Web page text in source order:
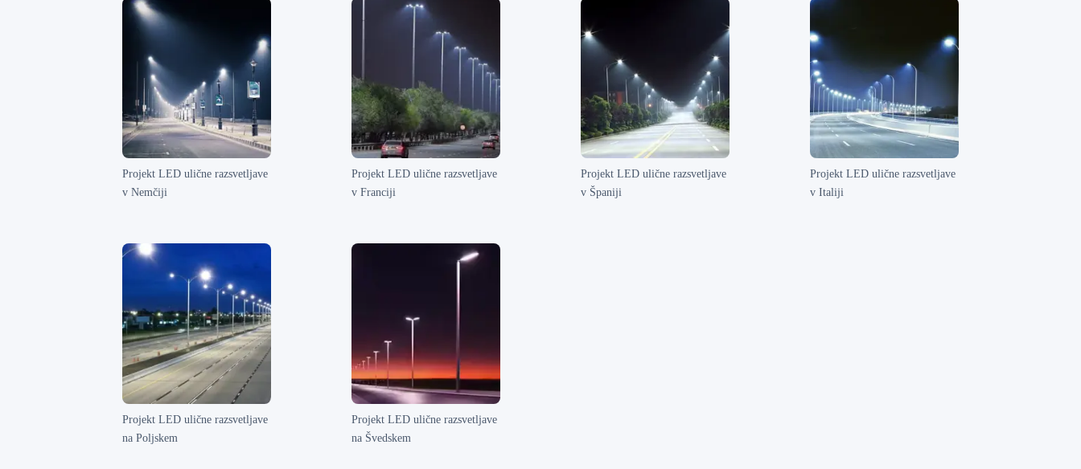
Projekt LED ulične razsvetljave
v Nemčiji
Projekt LED ulične razsvetljave
v Franciji
Projekt LED ulične razsvetljave
v Španiji
Projekt LED ulične razsvetljave
v Italiji
Projekt LED ulične razsvetljave
na Poljskem
Projekt LED ulične razsvetljave
na Švedskem